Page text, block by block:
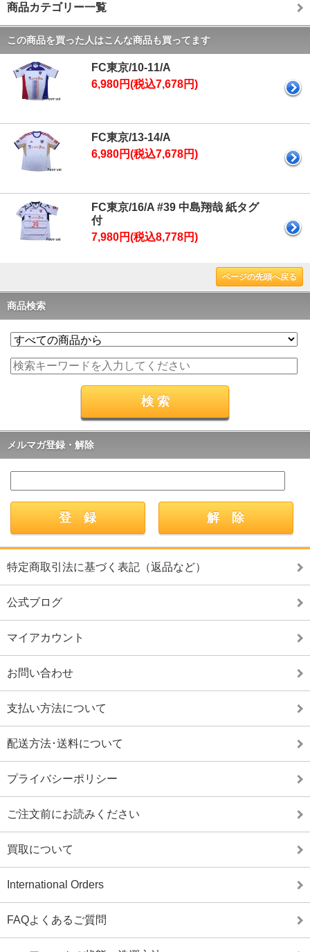
商品カテゴリー一覧
この商品を買った人はこんな商品も買ってます
FC東京/10-11/A
6,980円(税込7,678円)
FC東京/13-14/A
6,980円(税込7,678円)
FC東京/16/A #39 中島翔哉 紙タグ
付
7,980円(税込8,778円)
ページの先頭へ戻る
商品検索
メルマガ登録・解除
特定商取引法に基づく表記（返品など）
公式ブログ
マイアカウント
お問い合わせ
支払い方法について
配送方法･送料について
プライバシーポリシー
ご注文前にお読みください
買取について
International Orders
FAQよくあるご質問